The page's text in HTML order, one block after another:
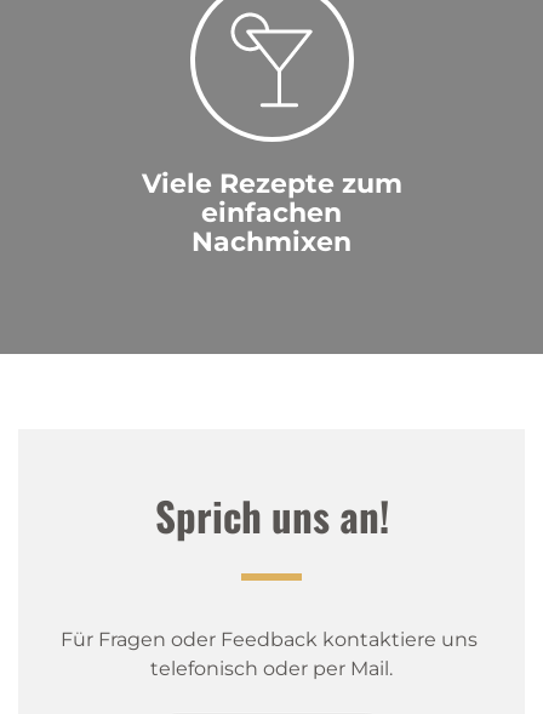
Viele Rezepte zum
einfachen
Nachmixen
Sprich uns an!
Für Fragen oder Feedback kontaktiere uns
telefonisch oder per Mail.